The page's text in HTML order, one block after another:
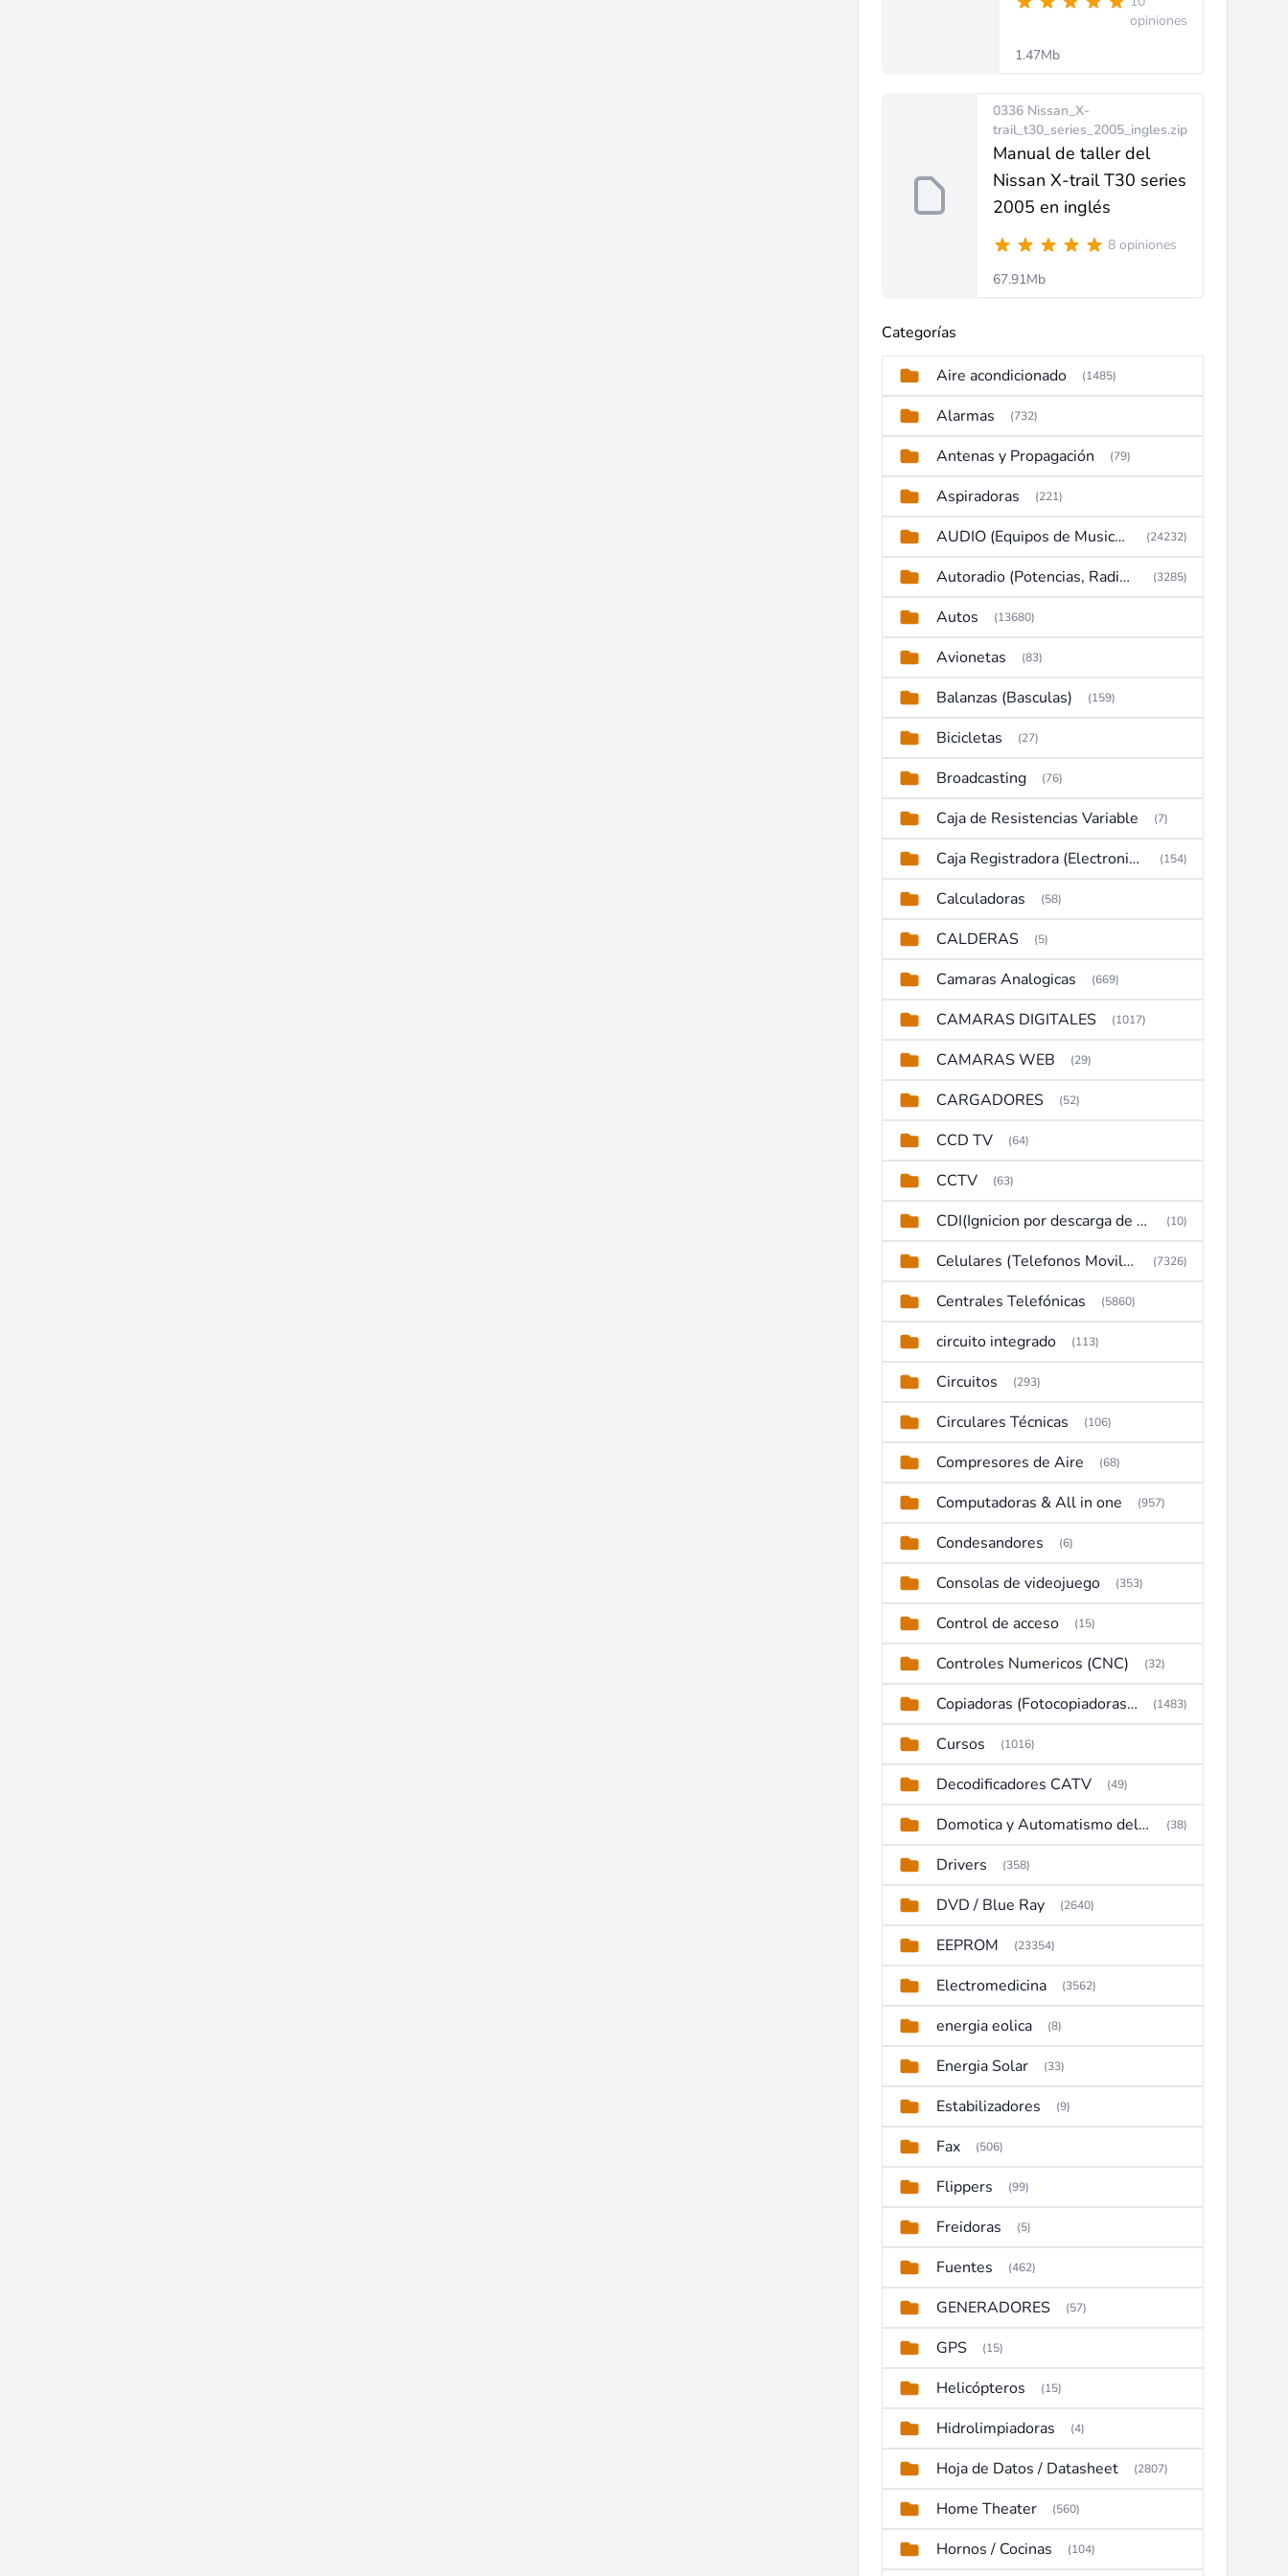
opiniones
1.47Mb
0336 Nissan_X-
trail_t30_series_2005_ingles.zip
Manual de taller del
Nissan X-trail T30 series
2005 en inglés
8 opiniones
67.91Mb
Categorías
Aire acondicionado (1485)
Alarmas (732)
Antenas y Propagación (79)
Aspiradoras (221)
AUDIO (Equipos de Musica, Amplificadores, Reproductores, Etc) (24232)
Autoradio (Potencias, Radios y DVD) (3285)
Autos (13680)
Avionetas (83)
Balanzas (Basculas) (159)
Bicicletas (27)
Broadcasting (76)
Caja de Resistencias Variable (7)
Caja Registradora (Electronic Cash Register) (154)
Calculadoras (58)
CALDERAS (5)
Camaras Analogicas (669)
CAMARAS DIGITALES (1017)
CAMARAS WEB (29)
CARGADORES (52)
CCD TV (64)
CCTV (63)
CDI(Ignicion por descarga de capacitor) (10)
Celulares (Telefonos Moviles) (7326)
Centrales Telefónicas (5860)
circuito integrado (113)
Circuitos (293)
Circulares Técnicas (106)
Compresores de Aire (68)
Computadoras & All in one (957)
Condesandores (6)
Consolas de videojuego (353)
Control de acceso (15)
Controles Numericos (CNC) (32)
Copiadoras (Fotocopiadoras, Multifunctions, Ploter, etc) (1483)
Cursos (1016)
Decodificadores CATV (49)
Domotica y Automatismo del hogar (38)
Drivers (358)
DVD / Blue Ray (2640)
EEPROM (23354)
Electromedicina (3562)
energia eolica (8)
Energia Solar (33)
Estabilizadores (9)
Fax (506)
Flippers (99)
Freidoras (5)
Fuentes (462)
GENERADORES (57)
GPS (15)
Helicópteros (15)
Hidrolimpiadoras (4)
Hoja de Datos / Datasheet (2807)
Home Theater (560)
Hornos / Cocinas (104)